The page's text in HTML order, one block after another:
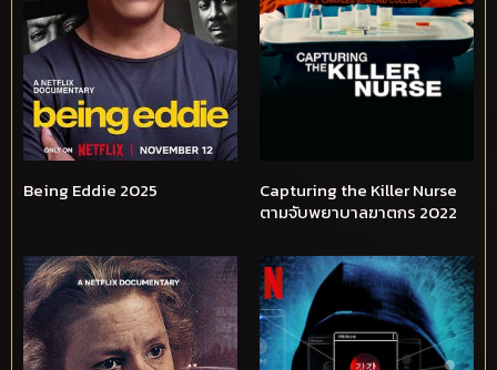
Being Eddie 2025
Capturing the Killer Nurse
ตามจับพยาบาลฆาตกร 2022